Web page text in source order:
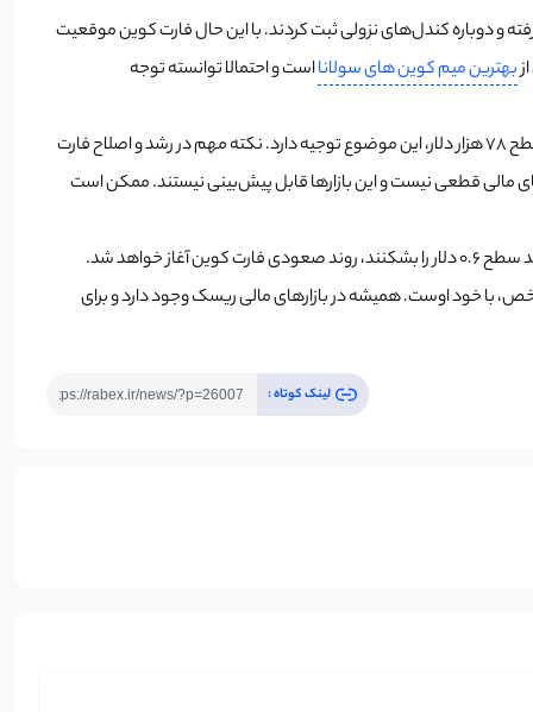
آلت‌کوین‌ها رشد خود را پس گرفته و دوباره کندل‌های نزولی ثبت کردند. با این حال فارت کوین موقعیت
بهترین میم کوین های سولانااست و احتمالا توانسته توجه
فارت کوین تا 60 درصد در عرض دو روز رشد کرد و اکنون در زمان نوشتن این خبر، مقداری رشدش را اصلاح کرده است؛ اما با توجه به بازگشت بیت کوین به زیر سطح 78 هزار دلار، این موضوع توجیه دارد. نکته مهم در رشد و اصلاح فارت
مالی قطعی نیست و این بازارها قابل پیش‌بینی نیستند. ممکن است
با خود اوست. همیشه در بازارهای مالی ریسک وجود دارد و برای
لینک کوتاه :